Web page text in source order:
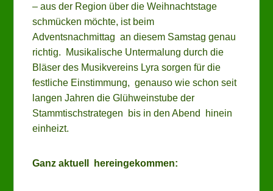
– aus der Region über die Weihnachtstage
schmücken möchte, ist beim
Adventsnachmittag an diesem Samstag genau
richtig. Musikalische Untermalung durch die
Bläser des Musikvereins Lyra sorgen für die
festliche Einstimmung, genauso wie schon seit
langen Jahren die Glühweinstube der
Stammtischstrategen bis in den Abend hinein
einheizt.
Ganz aktuell hereingekommen: